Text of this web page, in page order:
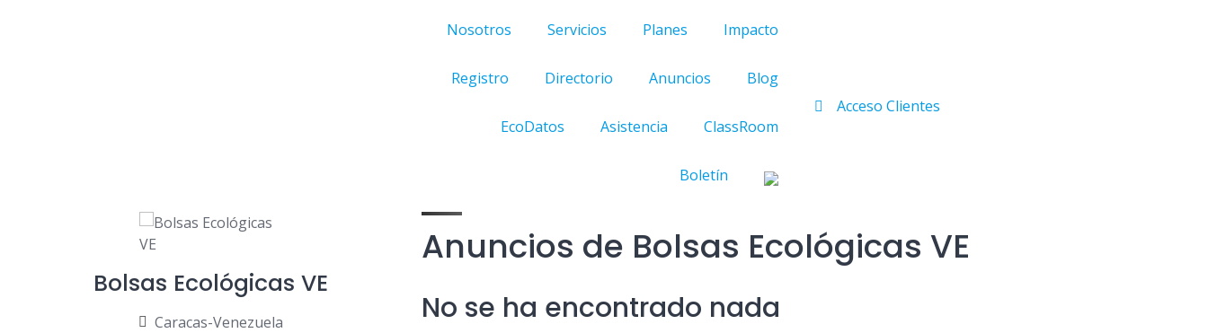
Nosotros Servicios Planes Impacto
Registro Directorio Anuncios Blog
EcoDatos Asistencia ClassRoom
Boletín
Acceso Clientes
Bolsas Ecológicas VE
Caracas-Venezuela
Anuncios de Bolsas Ecológicas VE
No se ha encontrado nada